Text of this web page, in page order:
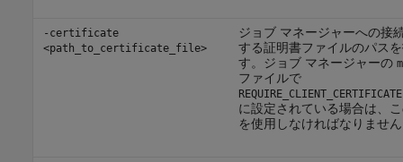
-certificate
<path_to_certificate_file>
ジョブ マネージャーへの接
する証明書ファイルのパス
す。ジョブ マネージャーの
ファイルで
REQUIRE_CLIENT_CERTIFICATE
に設定されている場合は、
を使用しなければなりませ